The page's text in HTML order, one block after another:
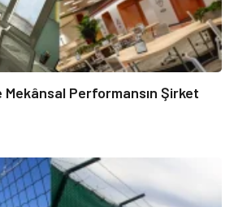
Mekânsal Performansın Şirket